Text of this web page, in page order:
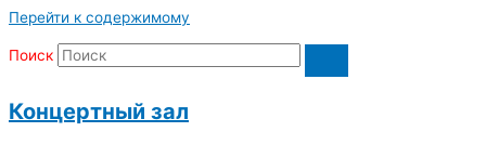
Перейти к содержимому
Поиск
Концертный зал